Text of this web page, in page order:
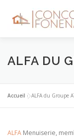
contenu
PRÉSENTATION
LE JURY
ALFA DU
Accueil »ALFA du Groupe
ALFA Menuiserie,